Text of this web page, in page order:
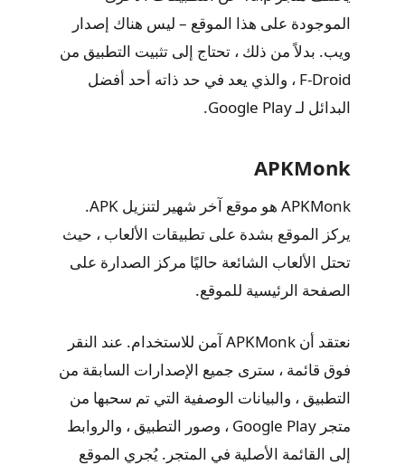
الموجودة على هذا الموقع – ليس هناك إصدار
ويب. بدلاً من ذلك ، تحتاج إلى تثبيت التطبيق من
F-Droid ، والذي يعد في حد ذاته أحد أفضل
البدائل لـ Google Play.
APKMonk
APKMonk هو موقع آخر شهير لتنزيل APK.
يركز الموقع بشدة على تطبيقات الألعاب ، حيث
تحتل الألعاب الشائعة حاليًا مركز الصدارة على
الصفحة الرئيسية للموقع.
نعتقد أن APKMonk آمن للاستخدام. عند النقر
فوق قائمة ، سترى جميع الإصدارات السابقة من
التطبيق ، والبيانات الوصفية التي تم سحبها من
متجر Google Play ، وصور التطبيق ، والروابط
إلى القائمة الأصلية في المتجر. يُجري الموقع